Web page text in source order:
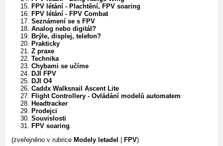
FPV létání - Plachtění, FPV soaring
FPV létání - FPV Combat
Seznámení se s FPV
Analog nebo digitál?
Brýle, displej, telefon?
Prakticky
Z praxe
Technika
Chybami se učíme
DJI FPV
DJI O4
Caddx Walksnail Ascent Lite
Flight Controllery - Ovládání modelů automatem
Headtracker
Prodejci
Souvislosti
FPV soaring
(zveřejněno v rubrice Modely letadel | FPV)